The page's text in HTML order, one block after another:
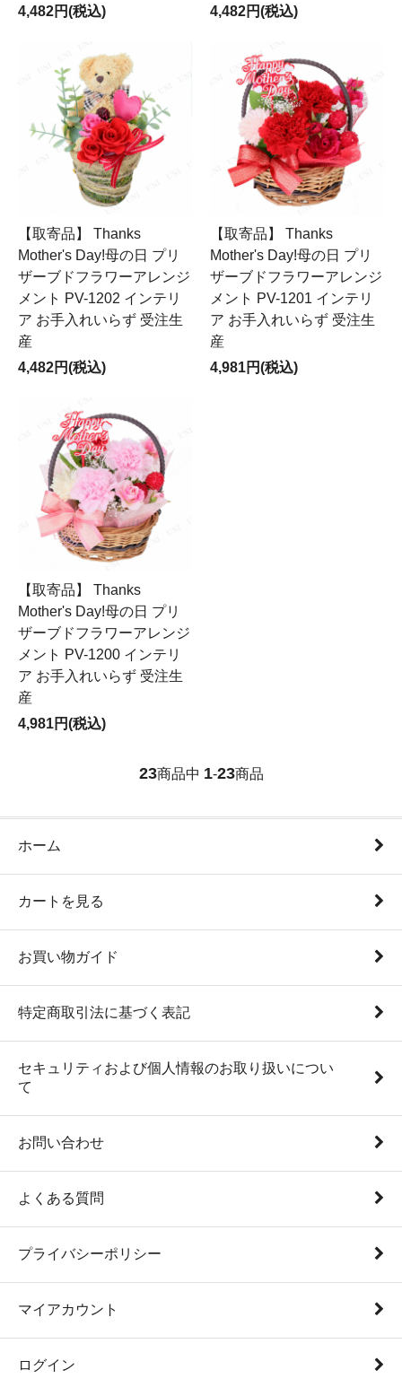
4,482円(税込)
4,482円(税込)
【取寄品】 Thanks
Mother's Day!母の日 プリ
ザーブドフラワーアレンジ
メント PV-1202 インテリ
ア お手入れいらず 受注生
産
4,482円(税込)
【取寄品】 Thanks
Mother's Day!母の日 プリ
ザーブドフラワーアレンジ
メント PV-1201 インテリ
ア お手入れいらず 受注生
産
4,981円(税込)
【取寄品】 Thanks
Mother's Day!母の日 プリ
ザーブドフラワーアレンジ
メント PV-1200 インテリ
ア お手入れいらず 受注生
産
4,981円(税込)
23商品中 1-23商品
ホーム
カートを見る
お買い物ガイド
特定商取引法に基づく表記
セキュリティおよび個人情報のお取り扱いについ
て
お問い合わせ
よくある質問
プライバシーポリシー
マイアカウント
ログイン